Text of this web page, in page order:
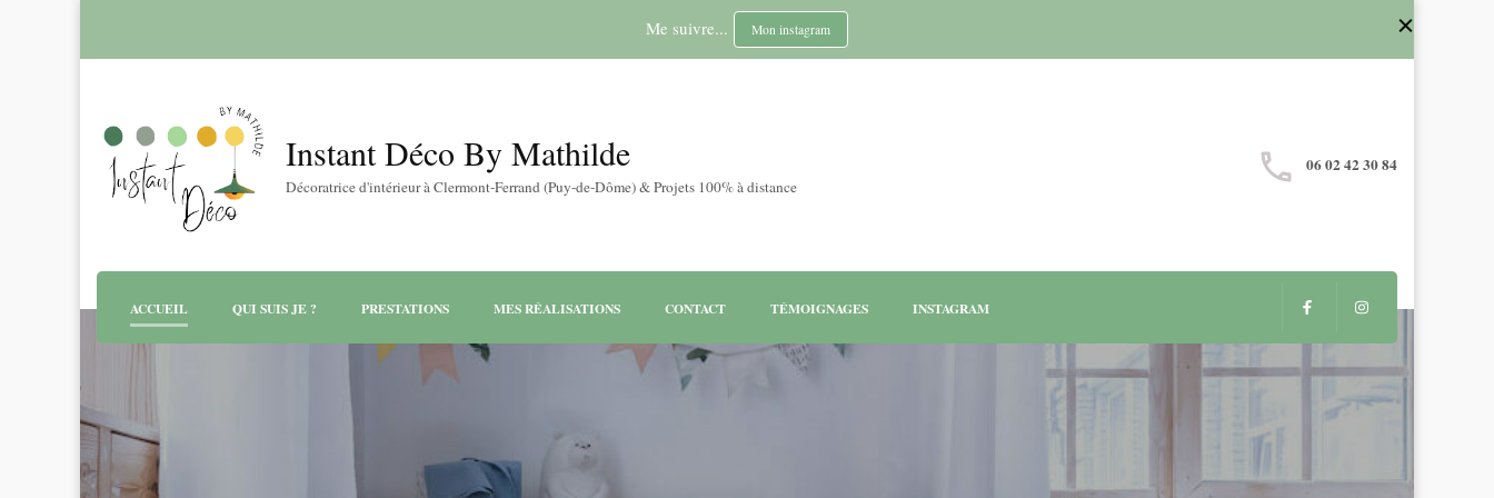
Me suivre... Mon instagram
Instant Déco By Mathilde
Décoratrice d'intérieur à Clermont-Ferrand (Puy-de-Dôme) & Projets 100% à distance
06 02 42 30 84
ACCUEIL QUI SUIS JE ? PRESTATIONS MES RÉALISATIONS CONTACT TÉMOIGNAGES INSTAGRAM